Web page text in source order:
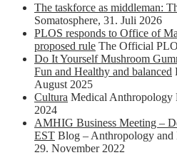
The taskforce as middleman:
Somatosphere, 31. Juli 2026
PLOS responds to Office of
proposed rule The Official
Do It Yourself Mushroom
Fun and Healthy and balanced
August 2025
Cultura Medical Anthropology
2024
AMHIG Business Meeting –
EST Blog – Anthropology and
29. November 2022